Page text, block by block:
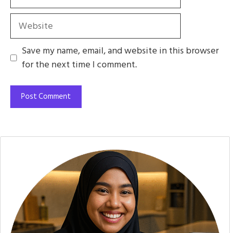
Website
Save my name, email, and website in this browser
for the next time I comment.